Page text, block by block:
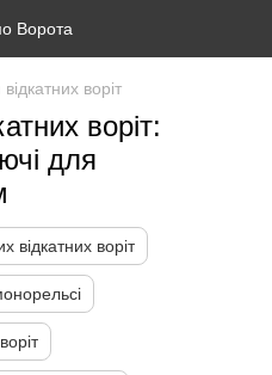
воріт
воріт:
для
відкатних воріт